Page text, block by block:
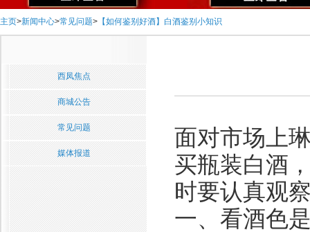
主页>新闻中心>常见问题> 【如何鉴别好酒】白酒鉴别小知识
西凤焦点
商城公告
常见问题
媒体报道
面对市场上
买瓶装白酒
时要认真观
一、看酒色